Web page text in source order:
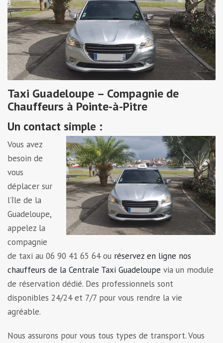
Taxi Guadeloupe – Compagnie de
Chauffeurs à Pointe-à-Pitre
Un contact simple :
Vous avez
besoin de
vous
déplacer sur
l’île de la
Guadeloupe,
appelez la
compagnie
de taxi au 06 90 41 65 64 ou réservez en ligne nos
chauffeurs de la Centrale Taxi Guadeloupe via un module
de réservation dédié. Des professionnels sont
disponibles 24/24 et 7/7 pour vous rendre la vie
agréable.
Nous assurons pour vous tous types de transport. Vous